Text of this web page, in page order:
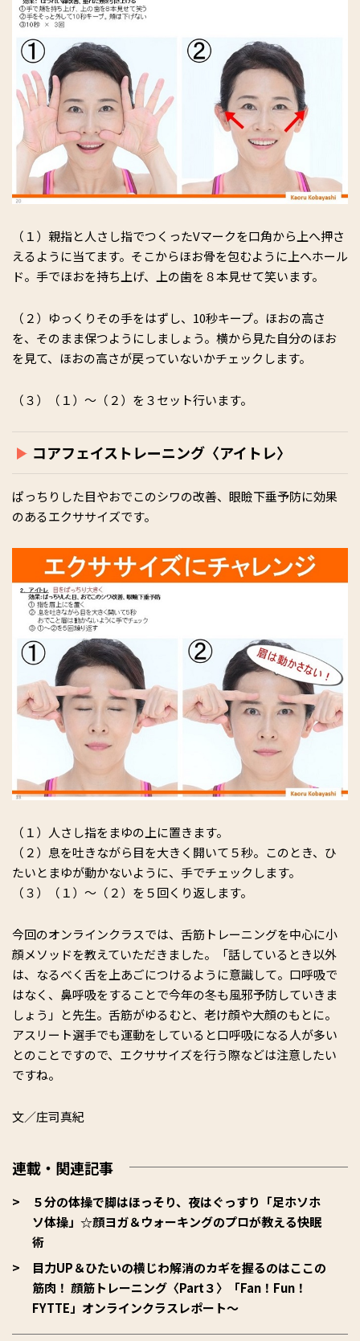
（１）親指と人さし指でつくったVマークを口角から上へ押さ
えるように当てます。そこからほお骨を包むように上へホール
ド。手でほおを持ち上げ、上の歯を８本見せて笑います。
（２）ゆっくりその手をはずし、10秒キープ。ほおの高さ
を、そのまま保つようにしましょう。横から見た自分のほお
を見て、ほおの高さが戻っていないかチェックします。
（３）（１）～（２）を３セット行います。
コアフェイストレーニング〈アイトレ〉
ぱっちりした目やおでこのシワの改善、眼瞼下垂予防に効果
のあるエクササイズです。
（１）人さし指をまゆの上に置きます。
（２）息を吐きながら目を大きく開いて５秒。このとき、ひ
たいとまゆが動かないように、手でチェックします。
（３）（１）～（２）を５回くり返します。
今回のオンラインクラスでは、舌筋トレーニングを中心に小
顔メソッドを教えていただきました。「話しているとき以外
は、なるべく舌を上あごにつけるように意識して。口呼吸で
はなく、鼻呼吸をすることで今年の冬も風邪予防していきま
しょう」と先生。舌筋がゆるむと、老け顔や大顔のもとに。
アスリート選手でも運動をしていると口呼吸になる人が多い
とのことですので、エクササイズを行う際などは注意したい
ですね。
文／庄司真紀
連載・関連記事
５分の体操で脚はほっそり、夜はぐっすり「足ホソホ
ソ体操」☆顔ヨガ＆ウォーキングのプロが教える快眠
術
目力UP＆ひたいの横じわ解消のカギを握るのはここの
筋肉！ 顔筋トレーニング〈Part３〉「Fan！Fun！
FYTTE」オンラインクラスレポート～